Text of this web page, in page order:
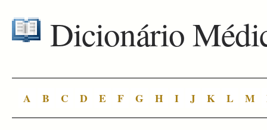
Dicionário
A B C D E F G H I J K L M